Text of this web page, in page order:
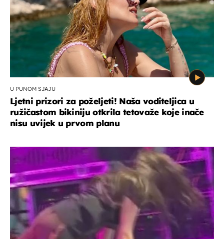
U PUNOM SJAJU
Ljetni prizori za poželjeti! Naša voditeljica u
ružičastom bikiniju otkrila tetovaže koje inače
nisu uvijek u prvom planu